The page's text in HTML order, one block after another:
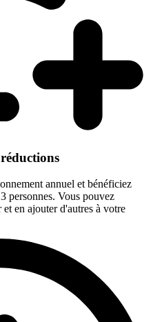
annuel et bénéficiez
personnes. Vous pouvez
en ajouter d'autres à votre